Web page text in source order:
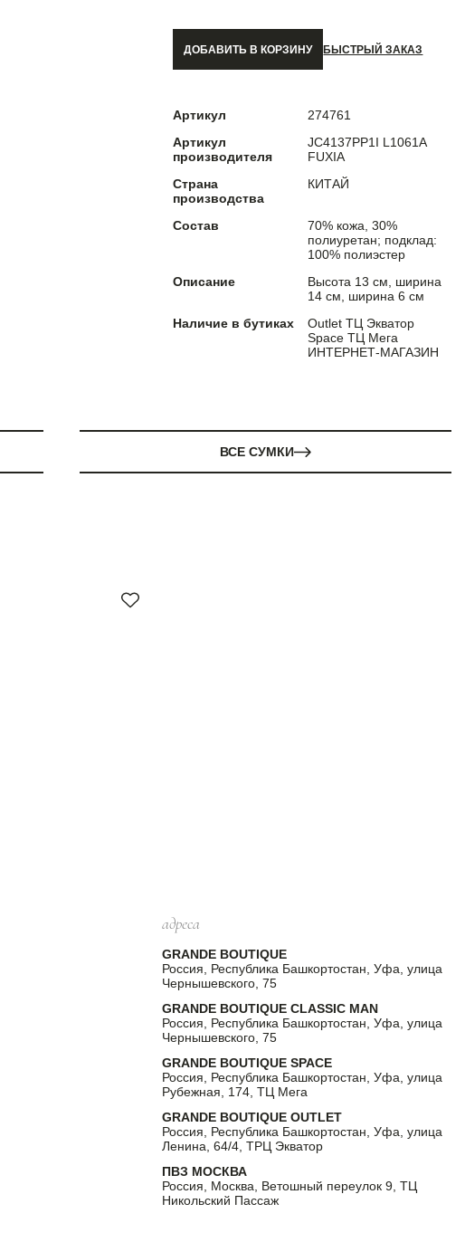
ДОБАВИТЬ В КОРЗИНУ БЫСТРЫЙ ЗАКАЗ
Артикул
274761
Артикул
производителя
JC4137PP1I L1061A
FUXIA
Страна
производства
КИТАЙ
Состав
70% кожа, 30%
полиуретан; подклад:
100% полиэстер
Описание
Высота 13 см, ширина
14 см, ширина 6 см
Наличие в бутиках
Outlet ТЦ Экватор
Space ТЦ Мега
ИНТЕРНЕТ-МАГАЗИН
ВСЕ СУМКИ
адреса
GRANDE BOUTIQUE
Россия, Республика Башкортостан, Уфа, улица
Чернышевского, 75
GRANDE BOUTIQUE CLASSIC MAN
Россия, Республика Башкортостан, Уфа, улица
Чернышевского, 75
GRANDE BOUTIQUE SPACE
Россия, Республика Башкортостан, Уфа, улица
Рубежная, 174, ТЦ Мега
GRANDE BOUTIQUE OUTLET
Россия, Республика Башкортостан, Уфа, улица
Ленина, 64/4, ТРЦ Экватор
ПВЗ МОСКВА
Россия, Москва, Ветошный переулок 9, ТЦ
Никольский Пассаж